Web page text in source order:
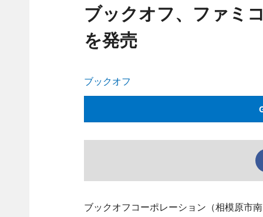
ブックオフ、ファミ
を発売
ブックオフ
ブックオフコーポレーション（相模原市